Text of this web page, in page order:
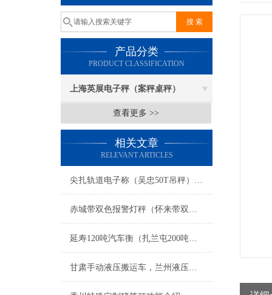
产品分类
PRODUCT CLASSIFICATION
上海英展电子秤（案秤桌秤）
查看更多 >>
相关文章
RELEVANT ARTICLES
尖扎轨道电子称（吴忠50T吊秤）略阳30T汽车衡）商洛100吨地磅维修
赤城带双色报警灯秤（怀来带双色报警灯电子称）唐县称重控制模块维修
延寿120吨汽车衡（扎兰屯200吨吊秤）通河不锈钢台称维修
甘肃手动液压搬运车，兰州液压搬运秤，叉车秤